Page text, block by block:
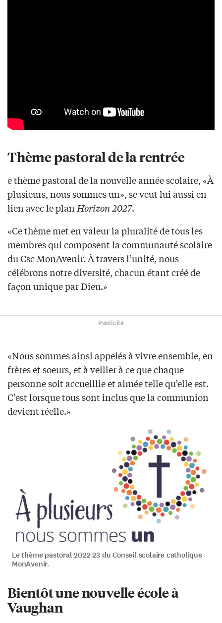
Thème pastoral de la rentrée
e thème pastoral de la nouvelle année scolaire, «À
plusieurs, nous sommes un», se veut lui aussi en
lien avec le plan Horizon 2027.
«Ce thème met en valeur la pluralité de tous les
membres qui composent la communauté scolaire
du Csc MonAvenir. À travers l’unité, nous
célébrons notre diversité, chacun étant créé de
façon unique par Dieu.»
Publicité
«Nous sommes ainsi appelés à vivre ensemble, en
frères et soeurs, et à veiller à ce que chaque
personne soit accueillie et aimée telle qu’elle est.
C’est lorsque tous sont inclus que la communion
devient réelle.»
Le thème pastoral 2022-23 du Conseil scolaire catholique
MonAvenir.
Bientôt une nouvelle école à
Vaughan